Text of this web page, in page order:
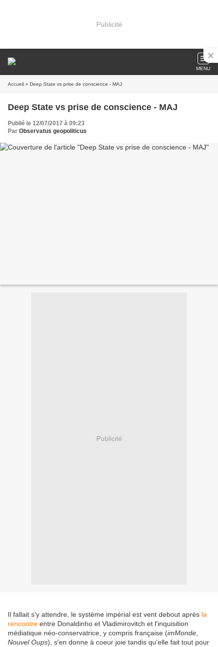
Publicité
MENU
Accueil » Deep State vs prise de conscience - MAJ
Deep State vs prise de conscience - MAJ
Publié le 12/07/2017 à 09:23
Par Observatus geopoliticus
Publicité
Il fallait s'y attendre, le système impérial est vent debout après la
rencontre entre Donaldinho et Vladimirovitch et l'inquisition
médiatique néo-conservatrice, y compris française (imMonde
Nouvel Oups), s'en donne à coeur joie tandis qu'elle fait tout pour